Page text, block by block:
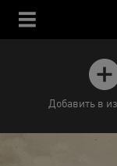
Добавить в